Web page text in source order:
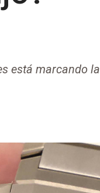
está marcando la